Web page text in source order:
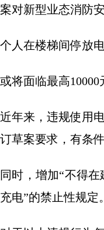
案对新型业态消防
个人在楼梯间停放
或将面临最高10000
近年来，违规使用
订草案要求，有条
同时，增加“不得
充电”的禁止性规定。